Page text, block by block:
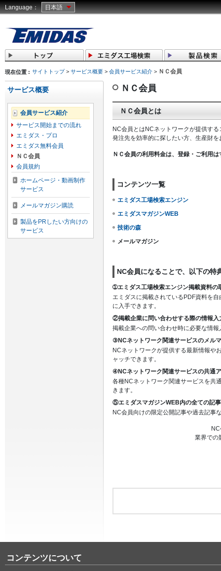
Language： 日本語
現在位置 : サイトトップ> サービス概要 > 会員サービス紹介 > ＮＣ会員
サービス概要
会員サービス紹介
サービス開始までの流れ
エミダス・プロ
エミダス無料会員
ＮＣ会員
会員規約
ホームページ・動画制作
サービス
メールマガジン購読
製品をPRしたい方向けの
サービス
ＮＣ会員
ＮＣ会員とは
NC会員とはNCネットワークが提供す
発注先を効率的に探したい方、生産財
ＮＣ会員の利用料金は、登録・ご利用は
コンテンツ一覧
エミダス工場検索エンジン
エミダスマガジンWEB
技術の森
メールマガジン
NC会員になることで、以下の特
➀エミダス工場検索エンジン掲載資料の
エミダスに掲載されているPDF資料を
に入手できます。
②掲載企業に問い合わせする際の情報入
掲載企業への問い合わせ時に必要な情
③NCネットワーク関連サービスのメル
NCネットワークが提供する最新情報や
ャッチできます。
④NCネットワーク関連サービスの共通
各種NCネットワーク関連サービスを共
きます。
⑤エミダスマガジンWEB内の全ての記
NC会員向けの限定公開記事や過去記事
業界での
コンテンツについて